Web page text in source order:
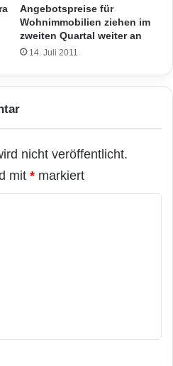
Angebotspreise für
Wohnimmobilien ziehen im
zweiten Quartal weiter an
14. Juli 2011
nicht veröffentlicht.
mit * markiert